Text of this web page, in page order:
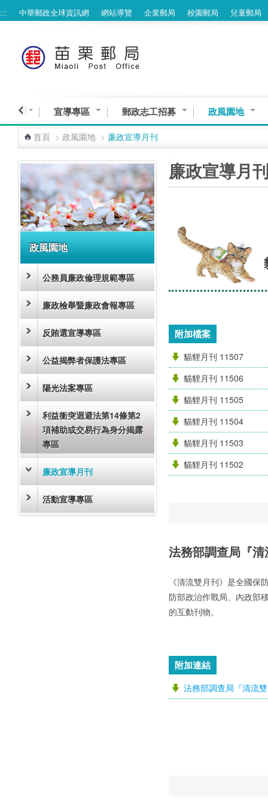
跳到主要內容區塊
::: 中華郵政全球資訊網 網站導覽 企業郵局 校園郵局 兒童郵局
交流 宣導專區 郵政志工招募 政風園地
首頁 > 政風園地 > 廉政宣導月刊
政風園地
公務員廉政倫理規範專區
廉政檢舉暨廉政會報專區
反賄選宣導專區
公益揭弊者保護法專區
陽光法案專區
利益衝突迴避法第14條第2
項補助或交易行為身分揭露
專區
廉政宣導月刊
活動宣導專區
廉政宣導月
附加檔案
貓貍月刊 11507
貓貍月刊 11506
貓貍月刊 11505
貓貍月刊 11504
貓貍月刊 11503
貓貍月刊 11502
法務部調查局『
《清流雙月刊》是全國
防部政治作戰局、內政部
的互動刊物。
附加連結
法務部調查局『清流